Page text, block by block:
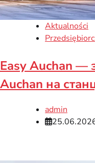
Aktualności
Easy Auchan —
Auchan на
admin